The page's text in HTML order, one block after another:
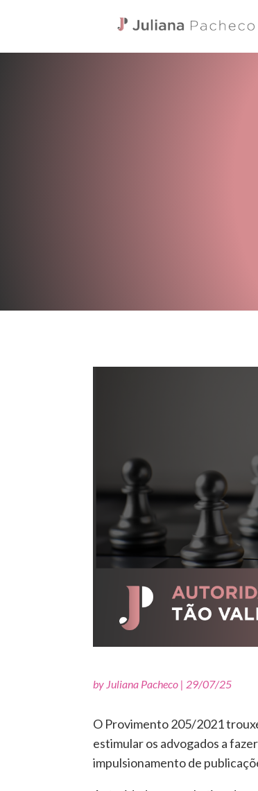
by Juliana Pacheco | 29/07/25
O Provimento 205/2021
estimular os advogados a
impulsionamento de